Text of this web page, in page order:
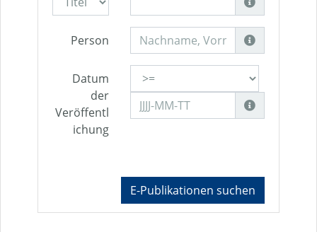
Person
Datum
der
Veröffentl
ichung
E-Publikationen suchen